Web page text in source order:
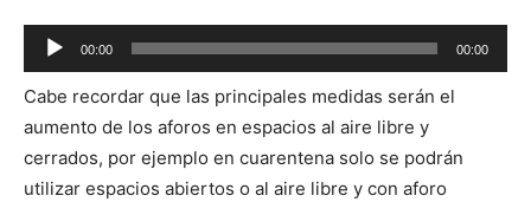
Reproductor
de
audio
00:00 00:00
Cabe recordar que las principales medidas serán el
aumento de los aforos en espacios al aire libre y
cerrados, por ejemplo en cuarentena solo se podrán
utilizar espacios abiertos o al aire libre y con aforo